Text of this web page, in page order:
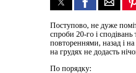
Поступово, не дуже
спроби 20-го і
повтореннями, назад і
на грудях не додасть
По порядку: